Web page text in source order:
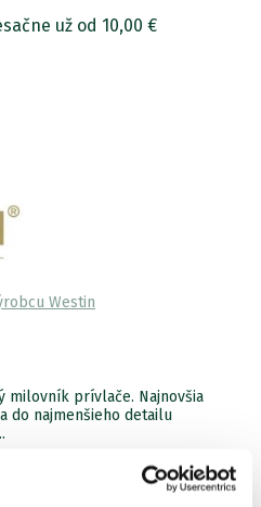
už od 10,00 €
Westin
milovník prívlače. Najnovšia
do najmenšieho detailu